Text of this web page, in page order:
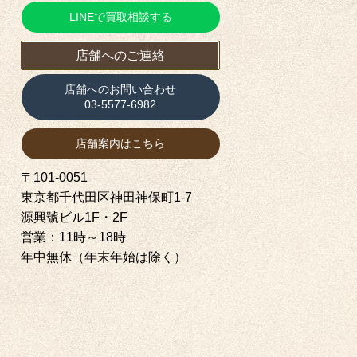
LINEで買取相談する
店舗へのご連絡
店舗へのお問い合わせ
03-5577-6982
店舗案内はこちら
〒101-0051
東京都千代田区神田神保町1‐7
源興號ビル1F・2F
営業：11時～18時
年中無休（年末年始は除く）